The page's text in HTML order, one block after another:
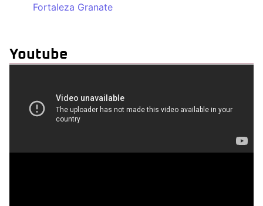
Fortaleza Granate
Youtube